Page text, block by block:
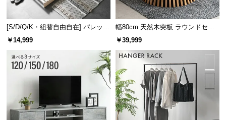
[S/D/Q/K・組替自由自在] パレット
ベッド 8/12/16枚セット
￥14,999
幅80cm 天然木突板 ラウンドセン
ターテーブル 美しい格子デザイン
￥39,999